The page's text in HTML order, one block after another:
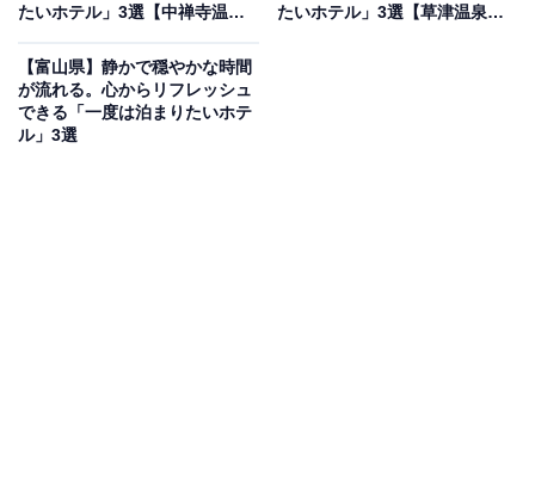
「いわき湯本温泉 ときわの宿 浜とく」は、1000坪もの
です。18金を使用した「伝説の黄金風呂」や「大岩くり
抜き風呂」など、バラエティ豊かな湯船で湯巡りを満喫
たいホテル」3選【中禅寺温
たいホテル」3選【草津温泉・
【富山県】静かで穏やかな時間
が流れる。心からリフレッシュ
できる「一度は泊まりたいホテ
ル」3選